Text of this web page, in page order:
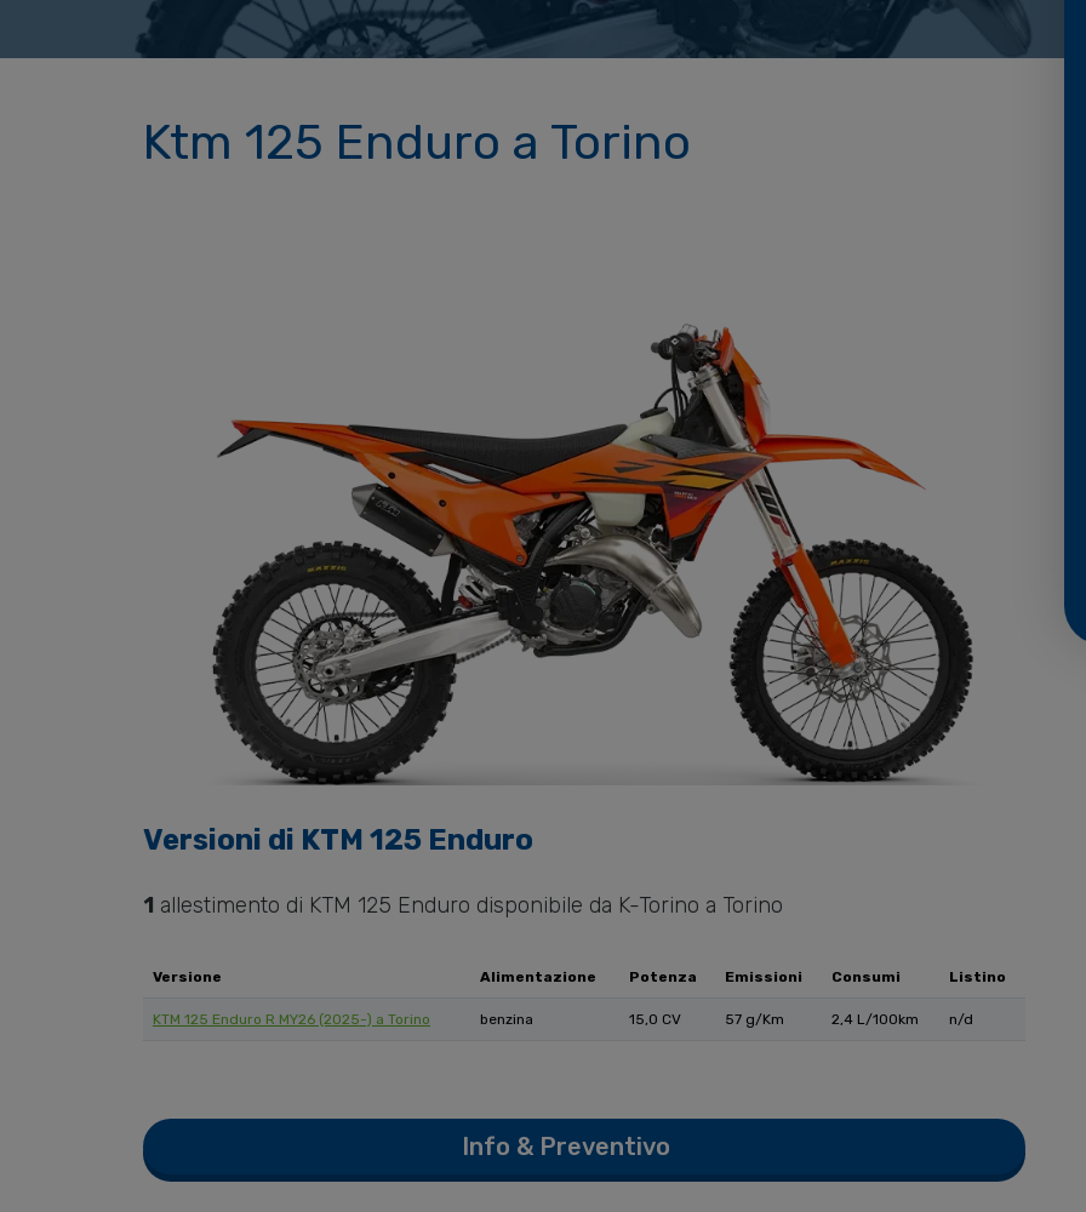
Ktm 125 Enduro a Torino
Versioni di KTM 125 Enduro
1 allestimento di KTM 125 Enduro disponibile da K-Torino a Torino
Versione Alimentazione Potenza Emissioni Consumi Listino
KTM 125 Enduro R MY26 (2025-) a Torino benzina 15,0 CV 57 g/Km 2,4 L/100km n/d
Info & Preventivo